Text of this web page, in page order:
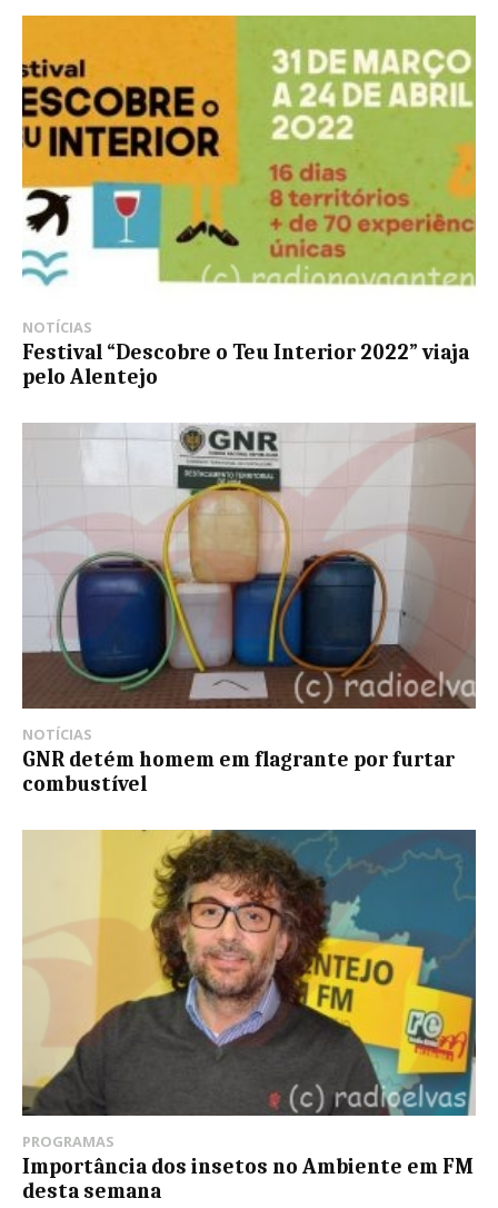
NOTÍCIAS
Festival “Descobre o Teu Interior 2022” viaja
pelo Alentejo
NOTÍCIAS
GNR detém homem em flagrante por furtar
combustível
PROGRAMAS
Importância dos insetos no Ambiente em FM
desta semana